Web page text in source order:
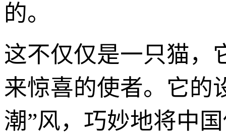
的。
这不仅仅是一只猫，
来惊喜的使者。它的
潮”风，巧妙地将中